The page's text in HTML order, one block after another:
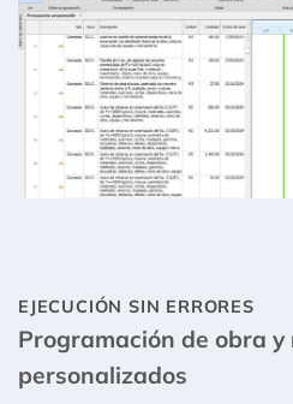
EJECUCIÓN SIN ERRORES
Programación de obra y
personalizados